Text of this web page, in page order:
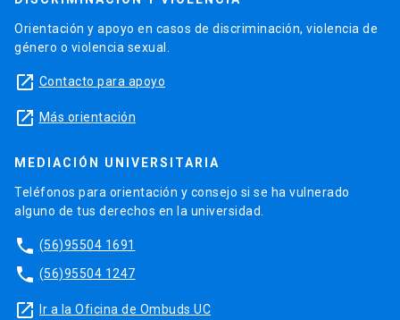
Orientación y apoyo en casos de discriminación, violencia de
género o violencia sexual.
launch Contacto para apoyo
launch Más orientación
MEDIACIÓN UNIVERSITARIA
Teléfonos para orientación y consejo si se ha vulnerado
alguno de tus derechos en la universidad.
phone (56)95504 1691
phone (56)95504 1247
launch Ir a la Oficina de Ombuds UC